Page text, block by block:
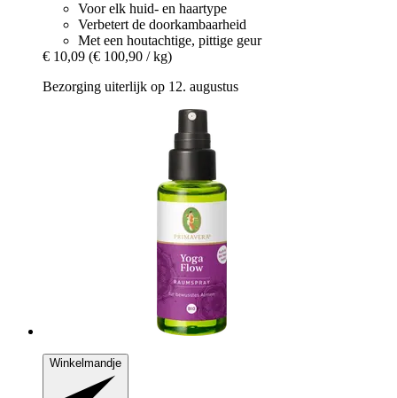
Voor elk huid- en haartype
Verbetert de doorkambaarheid
Met een houtachtige, pittige geur
€ 10,09 (€ 100,90 / kg)
Bezorging uiterlijk op 12. augustus
Winkelmandje